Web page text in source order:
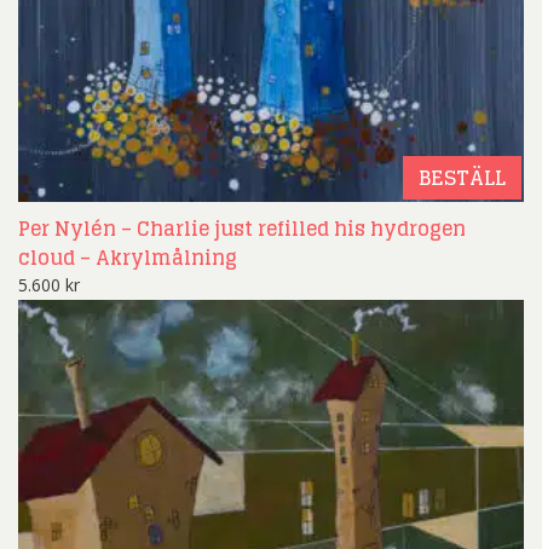
BESTÄLL
Per Nylén – Charlie just refilled his hydrogen
cloud – Akrylmålning
5.600 kr